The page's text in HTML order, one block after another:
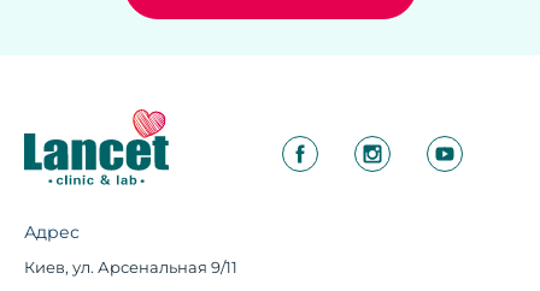
Адрес
Киев, ул. Арсенальная 9/11